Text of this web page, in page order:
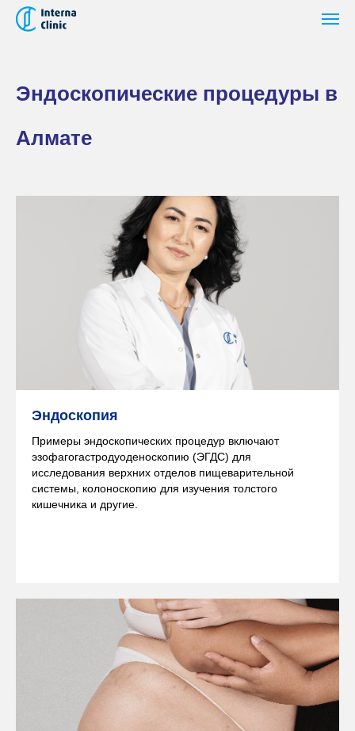
Эндоскопические процедуры в
Алмате
Эндоскопия
Примеры эндоскопических процедур включают
эзофагогастродуоденоскопию (ЭГДС) для
исследования верхних отделов пищеварительной
системы, колоноскопию для изучения толстого
кишечника и другие.